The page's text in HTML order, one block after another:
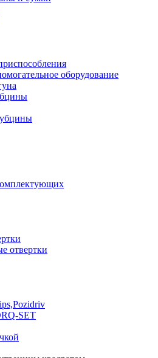
оборудование
отвертки
SET